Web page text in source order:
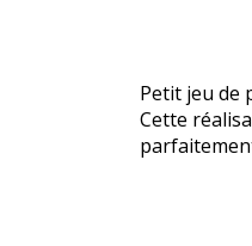
Petit jeu de
Cette